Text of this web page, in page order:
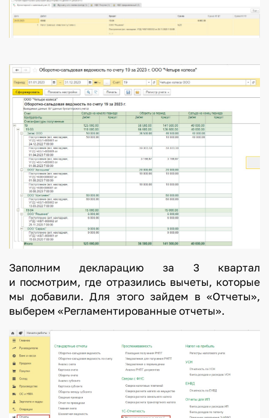
Заполним декларацию за 3 квартал
и посмотрим, где отразились вычеты, которые
мы добавили. Для этого зайдем в «Отчеты»,
выберем «Регламентированные отчеты».